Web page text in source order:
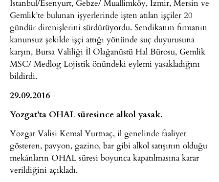
İstanbul/Esenyurt, Gebze/ Muallimköy, İzmir, Mersin ve
Gemlik’te bulunan işyerlerinde işten atılan işçiler 20
gündür direnişlerini sürdürüyordu. Sendikanın firmanın
kanunsuz şekilde işçi attığı yönünde suç duyurusuna
karşın, Bursa Valiliği İl Olağanüstü Hal Bürosu, Gemlik
MSC/ Medlog Lojistik önündeki eylemi yasakladığını
bildirdi.
29.09.2016
Yozgat’ta OHAL süresince alkol yasak.
Yozgat Valisi Kemal Yurtnaç, il genelinde faaliyet
gösteren, pavyon, gazino, bar gibi alkol satışının olduğu
mekânların OHAL süresi boyunca kapatılmasına karar
verildiğini açıkladı.